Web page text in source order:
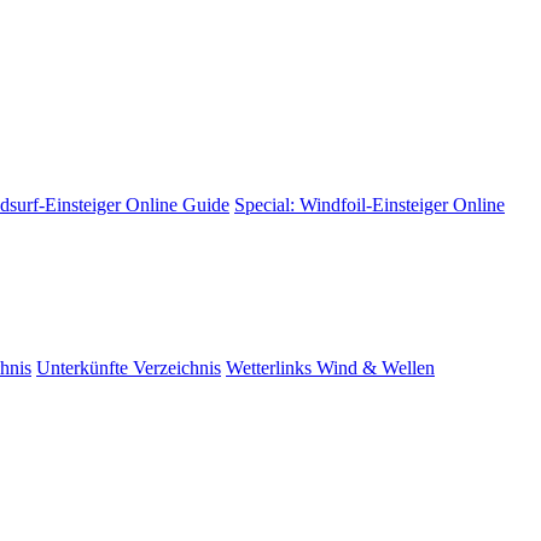
EinsteigerOnline Guide Special: Windfoil-EinsteigerOnline
Unterkünfte Verzeichnis Wetterlinks Wind & Wellen